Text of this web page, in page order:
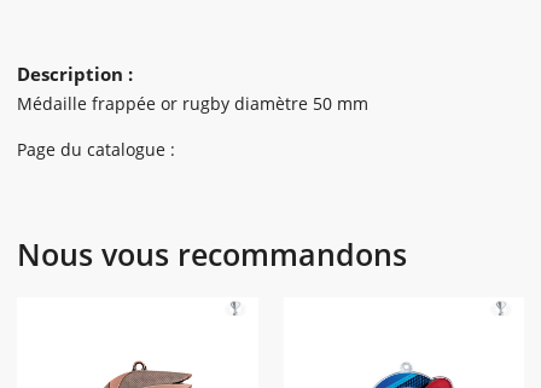
Description :
Médaille frappée or rugby diamètre 50 mm
Page du catalogue :
Nous vous recommandons